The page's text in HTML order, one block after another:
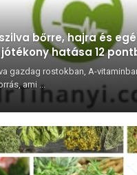
bőrre, hajra és
hatása 12
gazdag rostokban, A-
ami ...